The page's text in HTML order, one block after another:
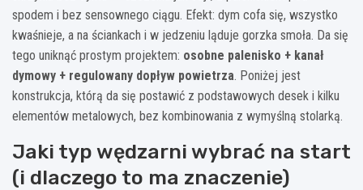
spodem i bez sensownego ciągu. Efekt: dym cofa się, wszystko
kwaśnieje, a na ściankach i w jedzeniu ląduje gorzka smoła. Da się
tego uniknąć prostym projektem: osobne palenisko + kanał
dymowy + regulowany dopływ powietrza. Poniżej jest
konstrukcja, którą da się postawić z podstawowych desek i kilku
elementów metalowych, bez kombinowania z wymyślną stolarką.
Jaki typ wędzarni wybrać na start
(i dlaczego to ma znaczenie)